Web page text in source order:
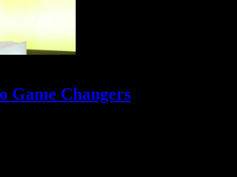
Game Changers